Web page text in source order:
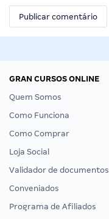
GRAN CURSOS ONLINE
Quem Somos
Como Funciona
Como Comprar
Loja Social
Validador de documentos
Conveniados
Programa de Afiliados